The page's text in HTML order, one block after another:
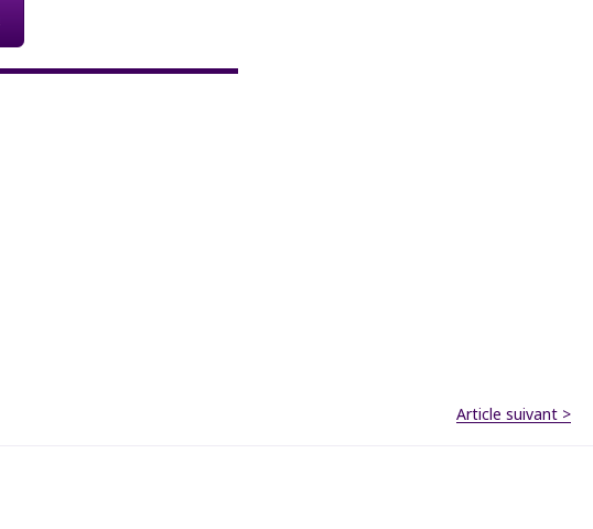
Article suivant >